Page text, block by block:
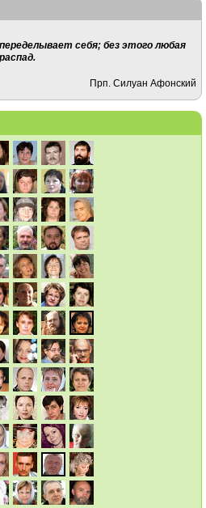
себя; без этого любая
Прп. Силуан Афонский